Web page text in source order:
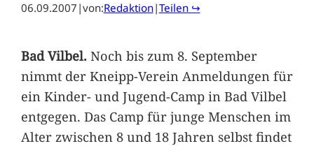
06.09.2007 |von:Redaktion|Teilen ↪
Bad Vilbel.Noch bis zum 8. September
nimmt der Kneipp-Verein Anmeldungen für
ein Kinder- und Jugend-Camp in Bad Vilbel
entgegen. Das Camp für junge Menschen im
Alter zwischen 8 und 18 Jahren selbst findet